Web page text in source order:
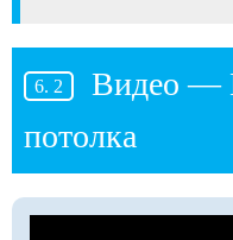
Видео —
потолка